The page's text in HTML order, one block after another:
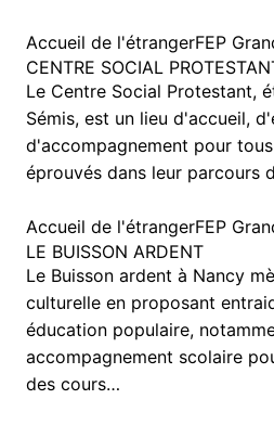
Accueil de l'étrangerFEP
CENTRE SOCIAL
Le Centre Social Protestant,
Sémis, est un lieu d'accueil,
d'accompagnement pour
éprouvés dans leur parcours
Accueil de l'étrangerFEP
LE BUISSON ARDENT
Le Buisson ardent à Nancy
culturelle en proposant
éducation populaire,
accompagnement scolaire
des cours…